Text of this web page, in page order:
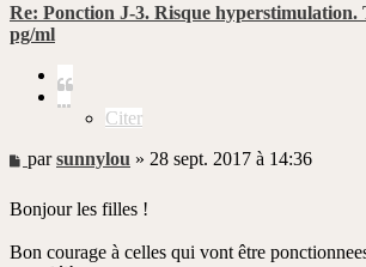
Re: Ponction J-3. Risque hyperstimulation.
pg/ml
Citer
Message
parsunnylou » 28 sept. 2017 à 14:36
Bonjour les filles !
Bon courage à celles qui vont être